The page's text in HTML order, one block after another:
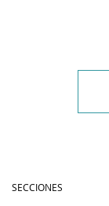
SECCIONES